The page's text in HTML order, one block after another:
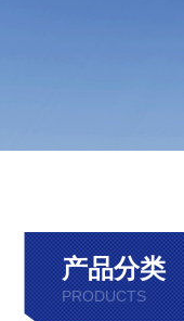
产品分类
PRODUCTS